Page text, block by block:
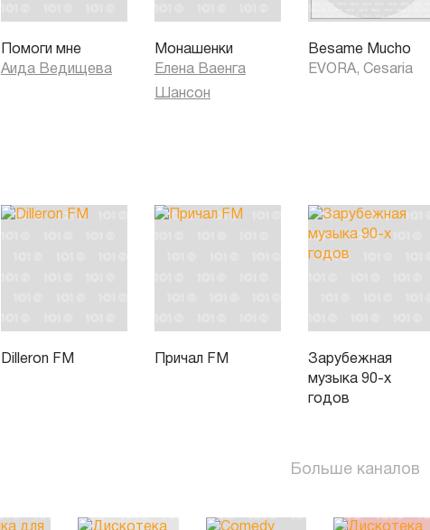
Помоги мне
Аида Ведищева
Монашенки
Елена Ваенга
Шансон
Besame Mucho
EVORA, Cesaria
Dilleron FM Причал FM
Зарубежная
музыка 90-х
годов
Больше каналов